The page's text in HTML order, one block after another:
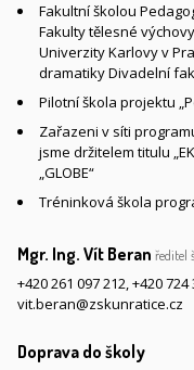
Fakultní školou
Fakulty tělesné
Univerzity Karlovy v
dramatiky Divadelní
Pilotní škola projektu
Zařazeni v síti
jsme držitelem titulu
„GLOBE“
Tréninková škola
Mgr. Ing. Vít Beran ředitel
+420 261 097 212,+420 724
vit.beran@zskunratice.cz
Doprava do školy